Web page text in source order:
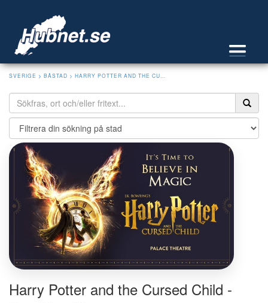
SVERIGE > BÅSTAD > HARRY POTTER AND THE CU...
Harry Potter and the Cursed Child -